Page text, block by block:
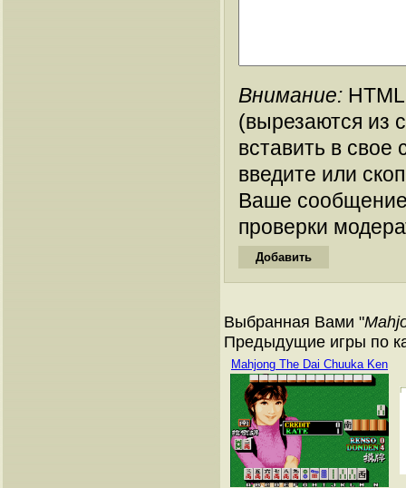
Внимание:
(вырезаются из
вставить в
введите или
Ваше
проверки
Выбранная Вами "
Предыдущие игры по
Mahjong The Dai Chuuka Ken